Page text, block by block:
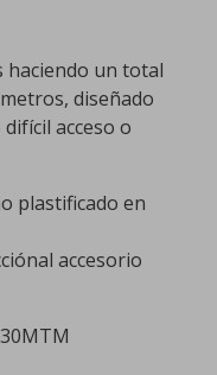
haciendo un total
diseñado
acceso o
plastificado en
accesorio